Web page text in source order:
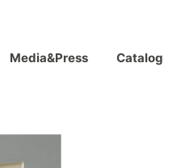
Media&Press Catalog